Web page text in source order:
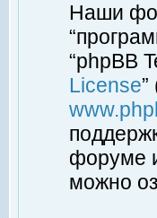
Наши
“phpBB
License
форуме
можно